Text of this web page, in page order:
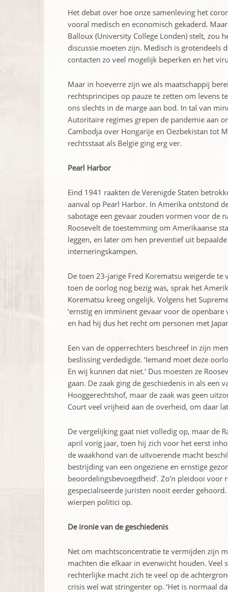
Het debat over hoe onze samenleving het
vooral medisch en economisch gekaderd.
Balloux (University College Londen) stelt, zou
discussie moeten zijn. Medisch is
contacten zo veel mogelijk beperken en het
Maar in hoeverre zijn we als maatschappij
rechtsprincipes op pauze te zetten om levens
ons slechts in de marge aan bod. In tal van
Autoritaire regimes grepen de pandemie aan
Cambodja over Hongarije en Oezbekistan tot
rechtsstaat als ­België ging erg ver.
Pearl Harbor
Eind 1941 raakten de Verenigde Staten
aanval op Pearl Harbor. In Amerika ontstond
sabotage een gevaar zouden vormen voor de
Roosevelt de toestemming om Amerikaanse
leggen, en later om hen preventief uit
interneringskampen.
De toen 23-jarige Fred Korematsu weigerde
toen de oorlog nog bezig was, sprak het
Korematsu kreeg ongelijk. Volgens het
‘ernstig en ­imminent gevaar voor de
en had hij dus het recht om personen met
Een van de opperrechters beschreef in zijn
beslissing verdedigde. ­‘Iemand moet deze
En wij kunnen dat niet.’ Dus moesten ze
gaan. De zaak ging de ­geschiedenis in als een
Hooggerechtshof, maar de zaak was geen
Court veel vrijheid aan de overheid, om daar
De vergelijking gaat niet volledig op, maar de
april vorig jaar, toen hij zich voor het eerst
de waakhond van de uitvoerende macht
bestrijding van een ongeziene en ernstige
beoordelings­bevoegdheid’. Zo’n pleidooi
gespecialiseerde juristen nooit eerder
wierpen politici op.
De ironie van de geschiedenis
Net om machtsconcentratie te vermijden zijn
machten die elkaar in evenwicht houden.
rechterlijke macht zich te veel op de
crisis wel wat stringenter op. ‘Het is ­normaal